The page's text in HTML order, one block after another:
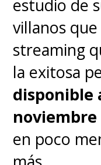
Mientras
sostuvo
el trabajo
"increíble"
Dios del
punto de
película
estudio de
villanos
streaming
la exitosa
disponible
en poco